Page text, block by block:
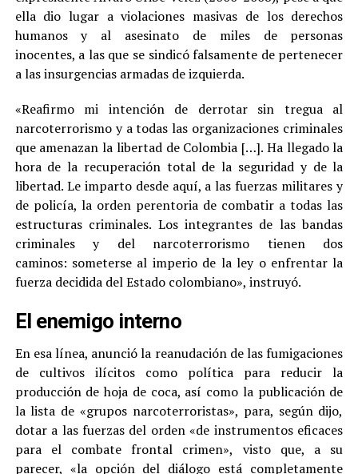
ella dio lugar a violaciones masivas de los derechos
humanos y al asesinato de miles de personas
inocentes, a las que se sindicó falsamente de pertenecer
a las insurgencias armadas de izquierda.
«Reafirmo mi intención de derrotar sin tregua al
narcoterrorismo y a todas las organizaciones criminales
que amenazan la libertad de Colombia […]. Ha llegado la
hora de la recuperación total de la seguridad y de la
libertad. Le imparto desde aquí, a las fuerzas militares y
de policía, la orden perentoria de combatir a todas las
estructuras criminales. Los integrantes de las bandas
criminales y del narcoterrorismo tienen dos
caminos: someterse al imperio de la ley o enfrentar la
fuerza decidida del Estado colombiano», instruyó.
El enemigo interno
En esa línea, anunció la reanudación de las fumigaciones
de cultivos ilícitos como política para reducir la
producción de hoja de coca, así como la publicación de
la lista de «grupos narcoterroristas», para, según dijo,
dotar a las fuerzas del orden «de instrumentos eficaces
para el combate frontal crimen», visto que, a su
parecer, «la opción del diálogo está completamente